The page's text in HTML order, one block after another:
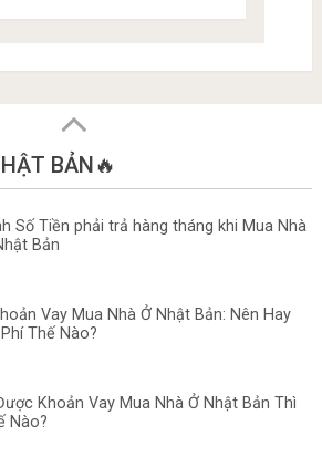
BẢN🔥
Số Tiền phải trả hàng tháng khi Mua Nhà
Bản
Vay Mua Nhà Ở Nhật Bản: Nên Hay
Thế Nào?
Khoản Vay Mua Nhà Ở Nhật Bản Thì
Nào?